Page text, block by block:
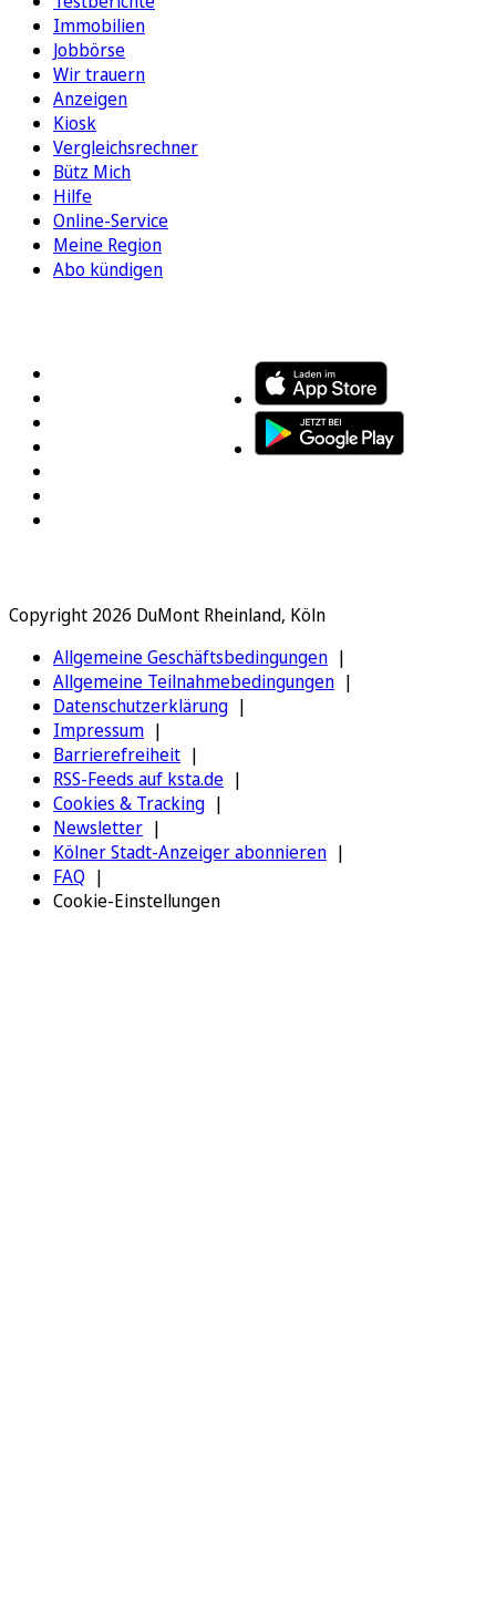
Immobilien
Jobbörse
Wir trauern
Anzeigen
Kiosk
Vergleichsrechner
Bütz Mich
Hilfe
Online-Service
Meine Region
Abo kündigen
Copyright 2026 DuMont Rheinland, Köln
Allgemeine Geschäftsbedingungen
Allgemeine Teilnahmebedingungen
Datenschutzerklärung
Impressum
Barrierefreiheit
RSS-Feeds auf ksta.de
Cookies & Tracking
Newsletter
Kölner Stadt-Anzeiger abonnieren
FAQ
Cookie-Einstellungen